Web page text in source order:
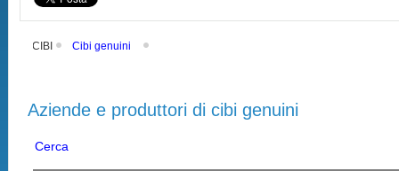
CIBI Cibi genuini
Aziende e produttori di cibi genuini
Cerca